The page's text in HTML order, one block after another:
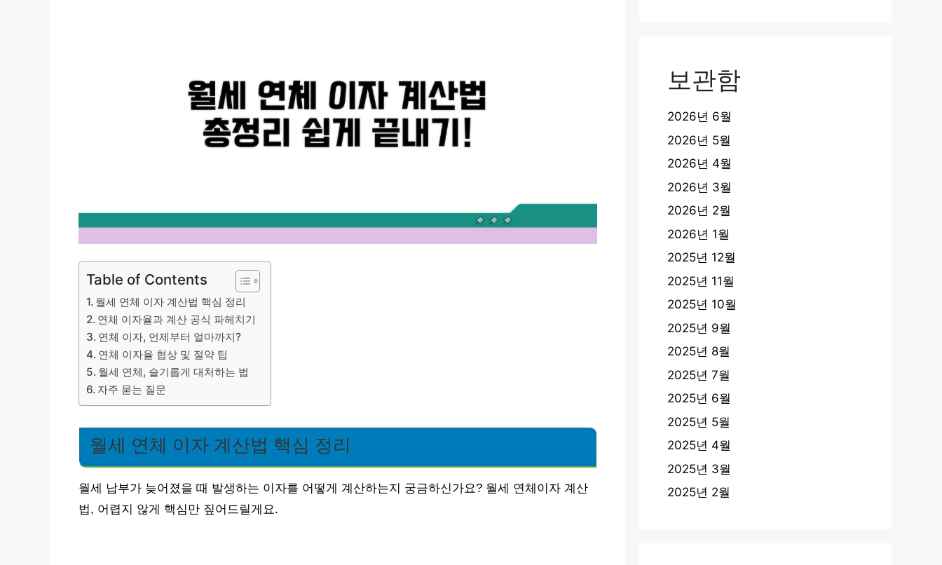
Table of Contents
월세 연체 이자 계산법 핵심 정리
연체 이자율과 계산 공식 파헤치기
연체 이자, 언제부터 얼마까지?
연체 이자율 협상 및 절약 팁
월세 연체, 슬기롭게 대처하는 법
자주 묻는 질문
월세 연체 이자 계산법 핵심 정리
월세 납부가 늦어졌을 때 발생하는 이자를 어떻게 계산하는지 궁금하신가요? 월세 연체이자 계산
법, 어렵지 않게 핵심만 짚어드릴게요.
보관함
2026년 6월
2026년 5월
2026년 4월
2026년 3월
2026년 2월
2026년 1월
2025년 12월
2025년 11월
2025년 10월
2025년 9월
2025년 8월
2025년 7월
2025년 6월
2025년 5월
2025년 4월
2025년 3월
2025년 2월